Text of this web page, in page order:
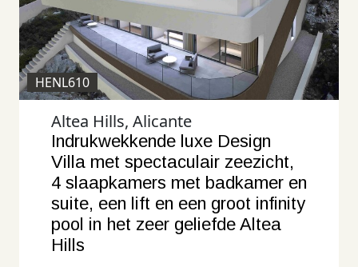
HENL610
Altea Hills, Alicante
Indrukwekkende luxe Design
Villa met spectaculair zeezicht,
4 slaapkamers met badkamer en
suite, een lift en een groot infinity
pool in het zeer geliefde Altea
Hills